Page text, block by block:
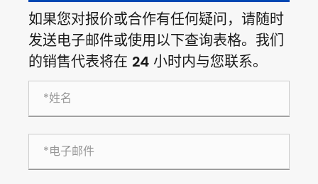
如果您对报价或合作有任何疑问，请随时
发送电子邮件或使用以下查询表格。我们
的销售代表将在 24 小时内与您联系。